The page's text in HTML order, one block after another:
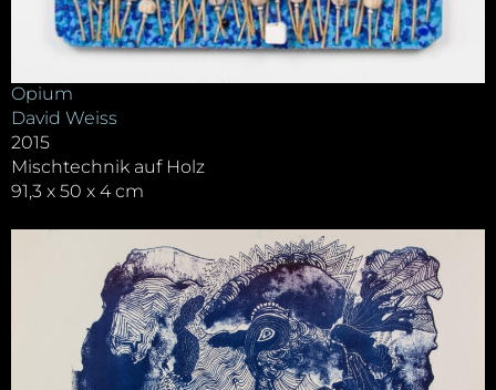
Opium
David Weiss
2015
Mischtechnik auf Holz
91,3 x 50 x 4 cm